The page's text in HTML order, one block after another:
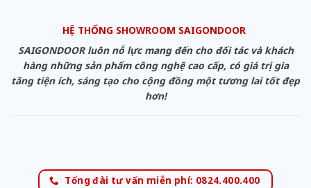
HỆ THỐNG SHOWROOM SAIGONDOOR
SAIGONDOOR luôn nỗ lực mang đến cho đối tác và khách
hàng những sản phẩm công nghệ cao cấp, có giá trị gia
tăng tiện ích, sáng tạo cho cộng đồng một tương lai tốt đẹp
hơn!
Tổng đài tư vấn miễn phí: 0824.400.400